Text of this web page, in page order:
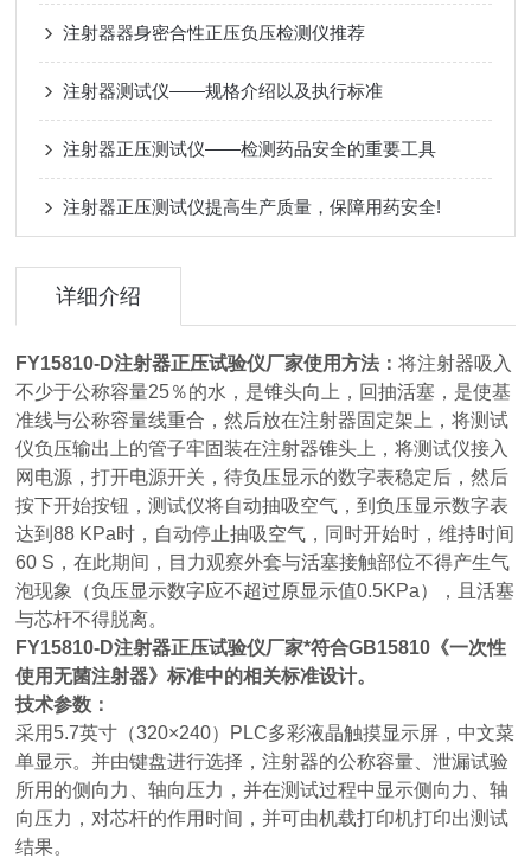
注射器器身密合性正压负压检测仪推荐
注射器测试仪——规格介绍以及执行标准
注射器正压测试仪——检测药品安全的重要工具
注射器正压测试仪提高生产质量，保障用药安全!
详细介绍
FY15810-D注射器正压试验仪厂家使用方法：将注射器吸入
不少于公称容量25％的水，是锥头向上，回抽活塞，是使基
准线与公称容量线重合，然后放在注射器固定架上，将测试
仪负压输出上的管子牢固装在注射器锥头上，将测试仪接入
网电源，打开电源开关，待负压显示的数字表稳定后，然后
按下开始按钮，测试仪将自动抽吸空气，到负压显示数字表
达到88 KPa时，自动停止抽吸空气，同时开始时，维持时间
60 S，在此期间，目力观察外套与活塞接触部位不得产生气
泡现象（负压显示数字应不超过原显示值0.5KPa），且活塞
与芯杆不得脱离。
FY15810-D注射器正压试验仪厂家*符合GB15810《一次性
使用无菌注射器》标准中的相关标准设计。
技术参数：
采用5.7英寸（320×240）PLC多彩液晶触摸显示屏，中文菜
单显示。并由键盘进行选择，注射器的公称容量、泄漏试验
所用的侧向力、轴向压力，并在测试过程中显示侧向力、轴
向压力，对芯杆的作用时间，并可由机载打印机打印出测试
结果。